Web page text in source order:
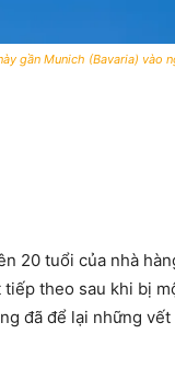
gần Munich (Bavaria) vào
20 tuổi của nhà
tiếp theo sau khi bị
đã để lại những vết